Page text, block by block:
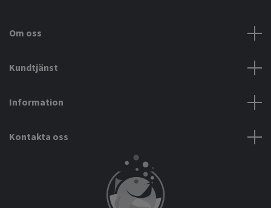
Om oss
Kundtjänst
Information
Kontakta oss